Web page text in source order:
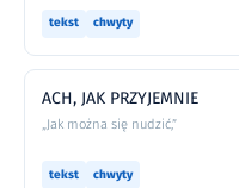
tekst chwyty
ACH, JAK PRZYJEMNIE
„Jak można się nudzić,”
tekst chwyty